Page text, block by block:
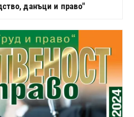
данъци и право"